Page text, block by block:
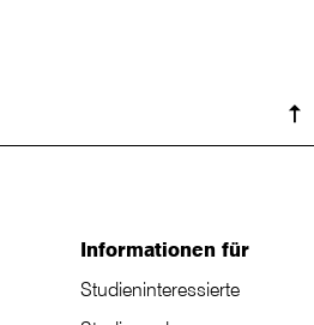
Informationen für
Studieninteressierte